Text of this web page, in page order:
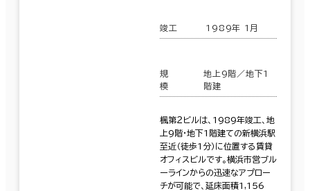
竣工 1989年 1月
規
模
地上9階／地下1
階建
楓第２ビルは、1989年竣工、地
上9階・地下1階建ての新横浜駅
至近（徒歩1分）に位置する賃貸
オフィスビルです。横浜市営ブル
ーラインからの迅速なアプロー
チが可能で、延床面積1,156